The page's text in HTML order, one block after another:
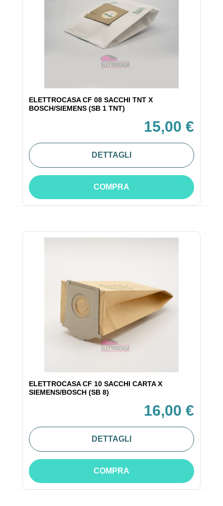
ELETTROCASA CF 08 SACCHI TNT X
BOSCH/SIEMENS (SB 1 TNT)
15,00 €
DETTAGLI
COMPRA
ELETTROCASA CF 10 SACCHI CARTA X
SIEMENS/BOSCH (SB 8)
16,00 €
DETTAGLI
COMPRA